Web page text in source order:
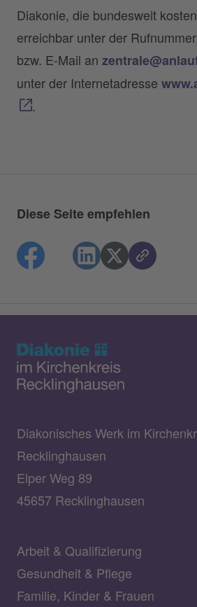
Diakonie, die bundesweit
erreichbar unter der
bzw. E-Mail an
unter der Internetadresse
.
Diese Seite empfehlen
Diakonisches Werk im
Recklinghausen
Elper Weg 89
45657 Recklinghausen
Arbeit & Qualifizierung
Gesundheit & Pflege
Familie, Kinder & Frauen